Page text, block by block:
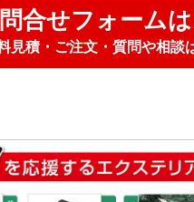
合せフォーム
見積・ご注文・質問や相談